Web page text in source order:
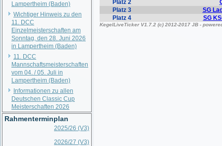
Lampertheim (Baden)
Wichtiger Hinweis zu den
11. DCC
Einzelmeisterschaften am
Sonntag, den 28. Juni 2026
in Lampertheim (Baden)
11. DCC
Mannschaftsmeisterschaften
vom 04. / 05. Juli in
Lampertheim (Baden)
Informationen zu allen
Deutschen Classic Cup
Meisterschaften 2026
Rahmenterminplan
2025/26 (V3)
2026/27 (V3)